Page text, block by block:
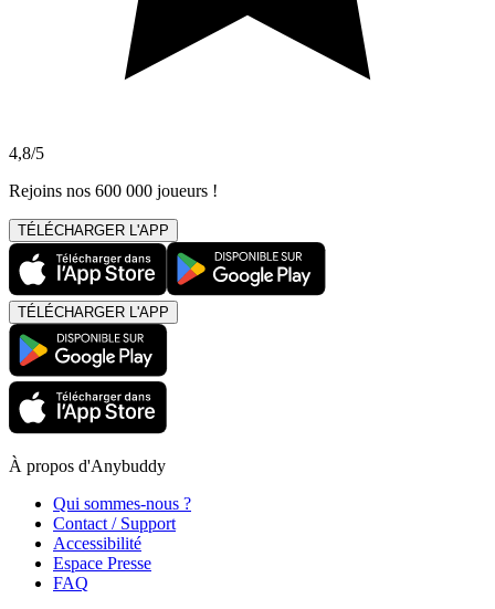
4,8/5
Rejoins nos 600 000 joueurs !
TÉLÉCHARGER L'APP
TÉLÉCHARGER L'APP
À propos d'Anybuddy
Qui sommes-nous ?
Contact / Support
Accessibilité
Espace Presse
FAQ